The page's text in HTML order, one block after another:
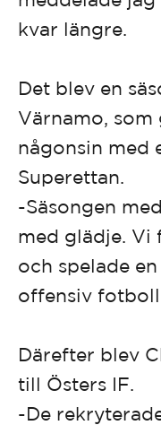
kvar längre.
Det blev en
Värnamo, som
någonsin med
Superettan.
-Säsongen
med glädje. Vi
och spelade
offensiv fotboll
Därefter blev
till Östers IF.
-De